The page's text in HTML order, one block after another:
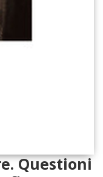
Questioni